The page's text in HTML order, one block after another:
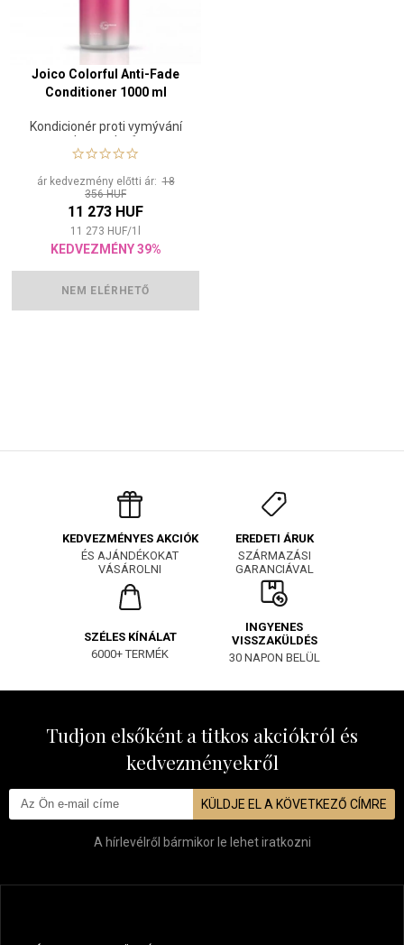
Joico Colorful Anti-Fade
Conditioner 1000 ml
Kondicionér proti vymývání
barvy vlasů
ár kedvezmény előtti ár:18
356 HUF
11 273 HUF
11 273 HUF/1
KEDVEZMÉNY 39%
NEM ELÉRHETŐ
KEDVEZMÉNYES AKCIÓK
ÉS AJÁNDÉKOKAT
VÁSÁROLNI
EREDETI ÁRUK
SZÁRMAZÁSI
GARANCIÁVAL
SZÉLES KÍNÁLAT
6000+ TERMÉK
INGYENES
VISSZAKÜLDÉS
30 NAPON BELÜL
Tudjon elsőként a titkos akciókról és
kedvezményekről
KÜLDJE EL A KÖVETKEZŐ CÍMRE
A hírlevélről bármikor le lehet iratkozni